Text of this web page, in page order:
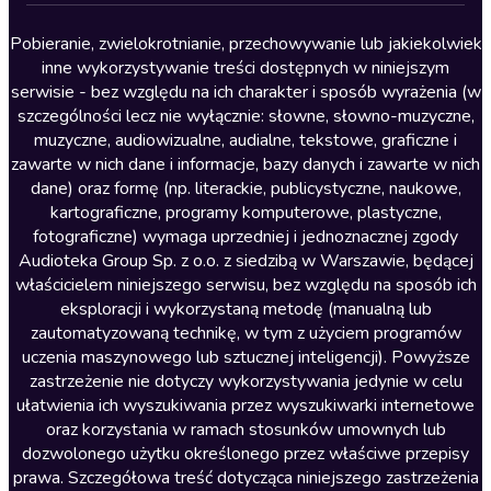
Lektury szkolne
Literatura anglojęzyczna
Literatura faktu
Literatura obyczajowa
Literatura piękna obca
Literatura piękna polska
Nagrania relaksacyjne
Nauka języków
Nauki humanistyczne
Podcasty i audycje
Polityka
Prasa
Religia
Pobieranie, zwielokrotnianie, przechowywanie lub jakiekolwiek
inne wykorzystywanie treści dostępnych w niniejszym
serwisie - bez względu na ich charakter i sposób wyrażenia (w
szczególności lecz nie wyłącznie: słowne, słowno-muzyczne,
muzyczne, audiowizualne, audialne, tekstowe, graficzne i
zawarte w nich dane i informacje, bazy danych i zawarte w nich
dane) oraz formę (np. literackie, publicystyczne, naukowe,
kartograficzne, programy komputerowe, plastyczne,
fotograficzne) wymaga uprzedniej i jednoznacznej zgody
Audioteka Group Sp. z o.o. z siedzibą w Warszawie, będącej
właścicielem niniejszego serwisu, bez względu na sposób ich
eksploracji i wykorzystaną metodę (manualną lub
zautomatyzowaną technikę, w tym z użyciem programów
uczenia maszynowego lub sztucznej inteligencji). Powyższe
zastrzeżenie nie dotyczy wykorzystywania jedynie w celu
ułatwienia ich wyszukiwania przez wyszukiwarki internetowe
oraz korzystania w ramach stosunków umownych lub
dozwolonego użytku określonego przez właściwe przepisy
prawa. Szczegółowa treść dotycząca niniejszego zastrzeżenia